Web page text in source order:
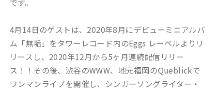
です。
4月14日のゲストは、2020年8月にデビューミニアルバ
ム「無垢」をタワーレコード内のEggs レーベルよりリ
リースし、2020年12月から5ヶ月連続配信リリー
ス！！ その後、渋谷のWWW、地元福岡のQueblickで
ワンマンライブを開催し、 シンガーソングライター・